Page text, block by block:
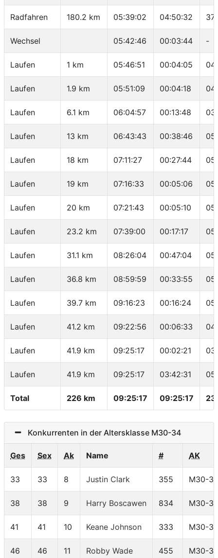
Radfahren 180.2 km 05:39:02 04:50:32
Wechsel 05:42:46 00:03:44 -
Laufen 1 km 05:46:51 00:04:05
Laufen 1.9 km 05:51:09 00:04:18
Laufen 6.1 km 06:04:57 00:13:48
Laufen 13 km 06:43:43 00:38:46
Laufen 18 km 07:11:27 00:27:44
Laufen 19 km 07:16:33 00:05:06
Laufen 20 km 07:21:43 00:05:10
Laufen 23.2 km 07:39:00 00:17:17
Laufen 31.1 km 08:26:04 00:47:04
Laufen 36.8 km 08:59:59 00:33:55
Laufen 39.7 km 09:16:23 00:16:24
Laufen 41.2 km 09:22:56 00:06:33
Laufen 41.9 km 09:25:17 00:02:21
Laufen 41.9 km 09:25:17 03:42:31
Total 226 km 09:25:17 09:25:17
Konkurrenten in der Altersklasse M30-34
Ges Sex Ak Name # AK
33 33 8 Justin Clark 355 M30-34
38 38 9 Harry Boscawen 834 M30-34
41 41 10 Keane Johnson 333 M30-34
46 46 11 Robby Wade 455 M30-34